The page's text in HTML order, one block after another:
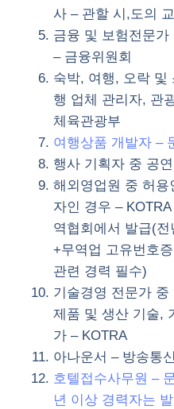
사 – 관할 시,도의
금융 및 보험전문
– 금융위원회
숙박, 여행, 오락 및
행 업체 관리자, 관
체육관광부
여행상품 개발자 –
행사 기획자 중 공
해외영업원 중 허
자인 경우 –
역협회에서 발급(
+무역업 고유번호
관련 경력 필수)
기술경영 전문가
제품 및 생산 기술,
가 – KOTRA
아나운서 – 방송통
호텔접수사무원 –
년 이상 경력자는